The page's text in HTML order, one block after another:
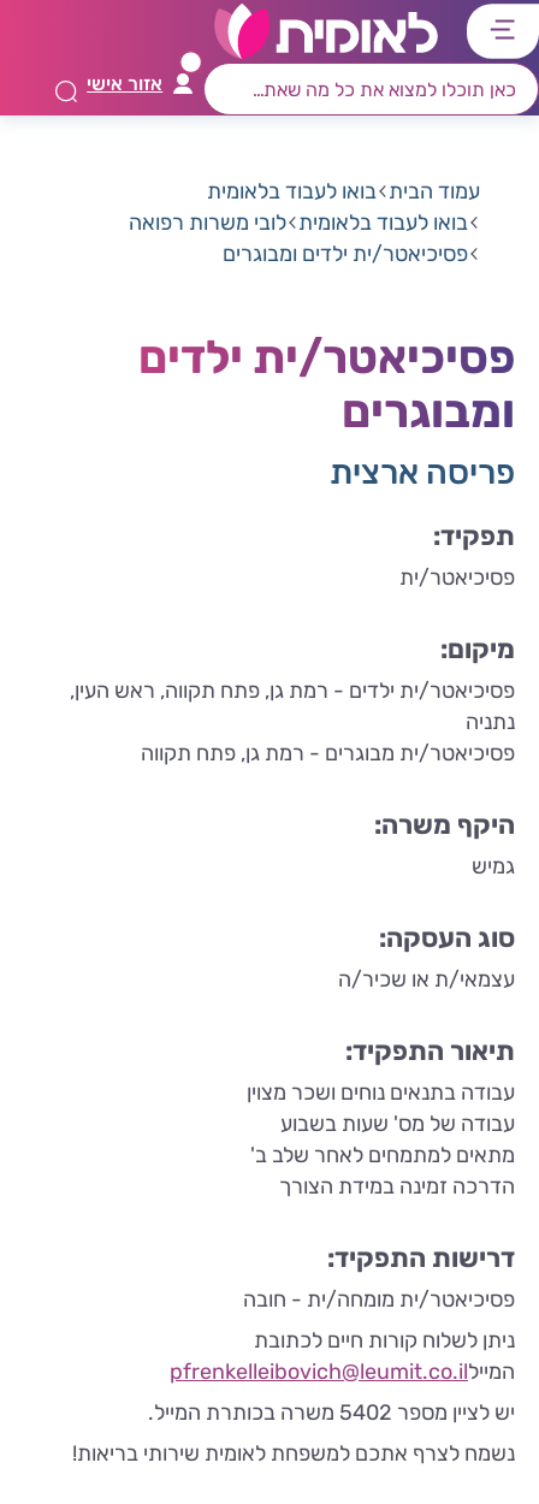
דלג
לתפריט
ראשי
דלג
לרכיב
חיפוש
דלג
לתוכן
מרכזי
דלג
לאזור
קישורים
אזור אישי
עמוד הבית בואו לעבוד בלאומית
בואו לעבוד בלאומית לובי משרות רפואה
פסיכיאטר/ית ילדים ומבוגרים
פסיכיאטר/ית ילדים
ומבוגרים
פריסה ארצית
תפקיד:
פסיכיאטר/ית
מיקום:
פסיכיאטר/ית ילדים - רמת גן, פתח תקווה, ראש העין,
נתניה
פסיכיאטר/ית מבוגרים - רמת גן, פתח תקווה
היקף משרה:
גמיש
סוג העסקה:
עצמאי/ת או שכיר/ה
תיאור התפקיד:
עבודה בתנאים נוחים ושכר מצוין
עבודה של מס' שעות בשבוע
מתאים למתמחים לאחר שלב ב'
הדרכה זמינה במידת הצורך
דרישות התפקיד:
פסיכיאטר/ית מומחה/ית - חובה
ניתן לשלוח קורות חיים לכתובת
המיילpfrenkelleibovich@leumit.co.il
יש לציין מספר 5402 משרה בכותרת המייל.
נשמח לצרף אתכם למשפחת לאומית שירותי בריאות!